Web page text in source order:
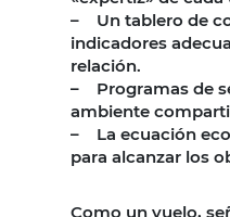
– Un tablero de
indicadores
relación.
– Programas de
ambiente
– La ecuación
para alcanzar los
Como un vuelo,